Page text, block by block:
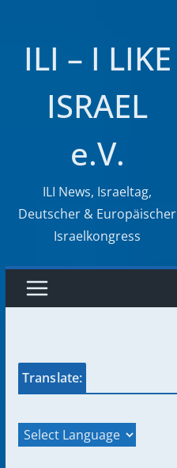
ILI – I LIKE
ISRAEL
e.V.
ILI News, Israeltag,
Deutscher & Europäischer
Israelkongress
Translate: